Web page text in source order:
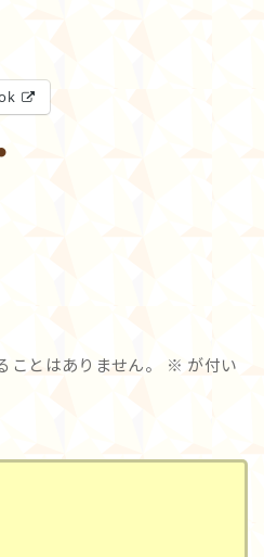
ことはありません。 ※ が付い